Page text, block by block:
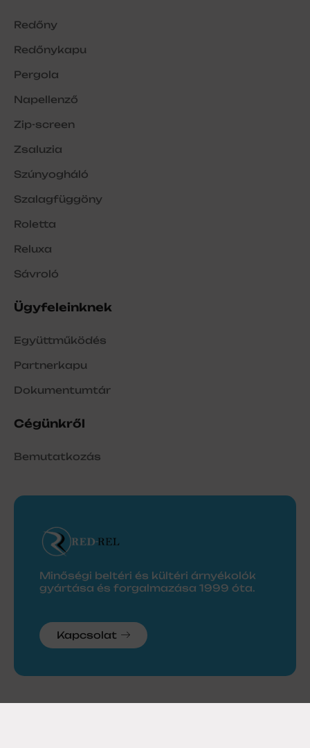
Redőny
Redőnykapu
Pergola
Napellenző
Zip-screen
Zsaluzia
Szúnyogháló
Szalagfüggöny
Roletta
Reluxa
Sávroló
Ügyfeleinknek
Együttműködés
Partnerkapu
Dokumentumtár
Cégünkről
Bemutatkozás
Minőségi beltéri és kültéri árnyékolók
gyártása és forgalmazása 1999 óta.
Kapcsolat